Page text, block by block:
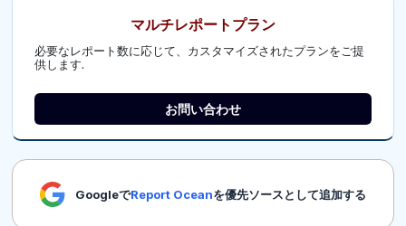
マルチレポートプラン
必要なレポート数に応じて、カスタマイズされたプランをご提
供します.
お問い合わせ
GoogleでReport Oceanを優先ソースとして追加する